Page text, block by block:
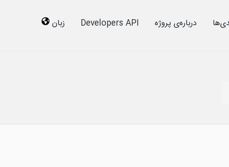
درباره‌ى پروژه Developers API زبان